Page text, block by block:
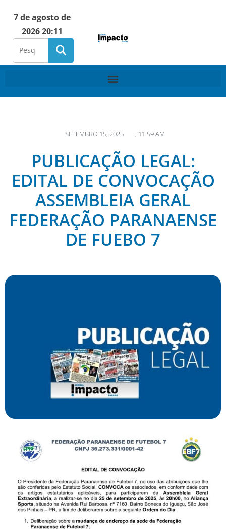
7 de agosto de
2026 20:11
SETEMBRO 15, 2025 , 11:59 AM
PUBLICAÇÃO LEGAL:
EDITAL DE CONVOCAÇÃO
ASSEMBLEIA GERAL
FEDERAÇÃO PARANAENSE
DE FUEBO 7